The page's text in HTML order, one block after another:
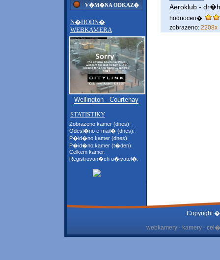
V�M�NA ODKAZ�
N�HODN�
WEBKAMERA
Wellington - Courtenay
STATISTIKY
Zobrazeno kamer (dnes):
Odesl�no e-mail� (dnes):
P�id�no kamer (dnes):
P�id�no kamer (t�den):
Celkem kamer:
Registrovan�ch u�ivatel�:
Aeroklub -
hodnocen�:
zobrazeno: 2208x
Copyright
webkamery - kamery -